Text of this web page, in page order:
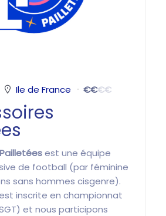
Ile de France €€€€
est une équipe
de football (par féminine
sans hommes cisgenre).
inscrite en championnat
et nous participons